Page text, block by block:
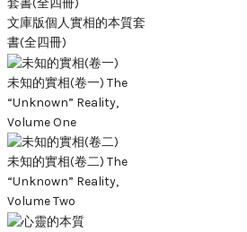
文庫版個人實相的本質套
書(全四冊)
未知的實相(卷一) The
“Unknown” Reality,
Volume One
未知的實相(卷二) The
“Unknown” Reality,
Volume Two